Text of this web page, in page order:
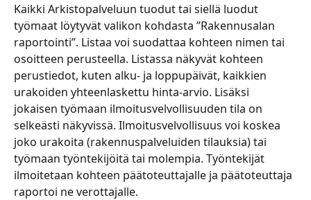
Kaikki Arkistopalveluun tuodut tai siellä luodut
työmaat löytyvät valikon kohdasta ”Rakennusalan
raportointi”. Listaa voi suodattaa kohteen nimen tai
osoitteen perusteella. Listassa näkyvät kohteen
perustiedot, kuten alku- ja loppupäivät, kaikkien
urakoiden yhteenlaskettu hinta-arvio. Lisäksi
jokaisen työmaan ilmoitusvelvollisuuden tila on
selkeästi näkyvissä. Ilmoitusvelvollisuus voi koskea
joko urakoita (rakennuspalveluiden tilauksia) tai
työmaan työntekijöitä tai molempia. Työntekijät
ilmoitetaan kohteen päätoteuttajalle ja päätoteuttaja
raportoi ne verottajalle.